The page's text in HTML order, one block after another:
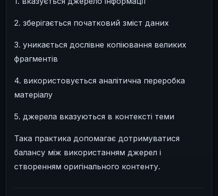
2. зберігається початковий зміст даних
3. уникається дослівне копіювання великих
фрагментів
4. використовується аналітична переробка
матеріалу
5. джерела вказуються в контексті теми
Така практика допомагає дотримуватися
балансу між використанням джерел і
створенням оригінального контенту.